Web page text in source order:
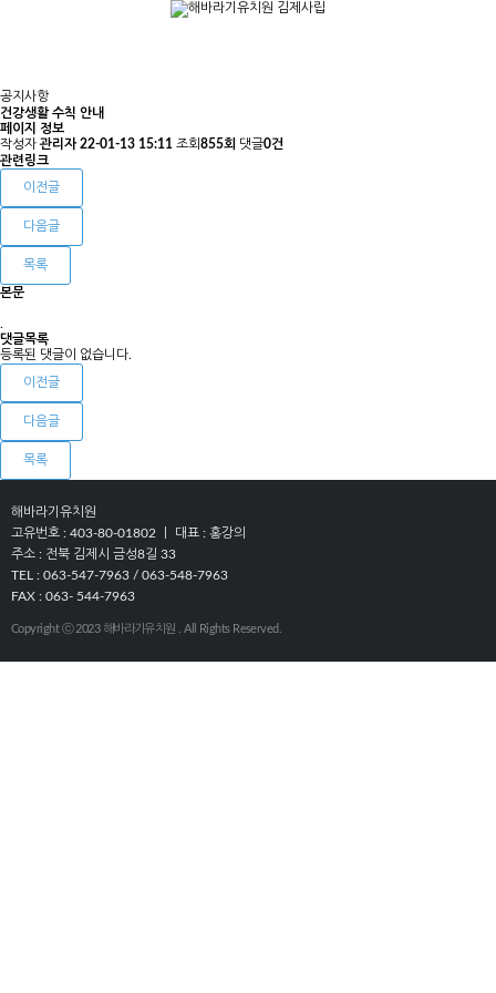
공지사항
건강생활 수칙 안내
페이지 정보
작성자 관리자 22-01-13 15:11 조회855회 댓글0건
관련링크
이전글
다음글
목록
본문
.
댓글목록
등록된 댓글이 없습니다.
이전글
다음글
목록
해바라기유치원
고유번호 : 403-80-01802 ㅣ 대표 : 홍강의
주소 : 전북 김제시 금성8길 33
TEL : 063-547-7963 / 063-548-7963
FAX : 063- 544-7963
Copyright ⓒ 2023 해바라기유치원 . All Rights Reserved.